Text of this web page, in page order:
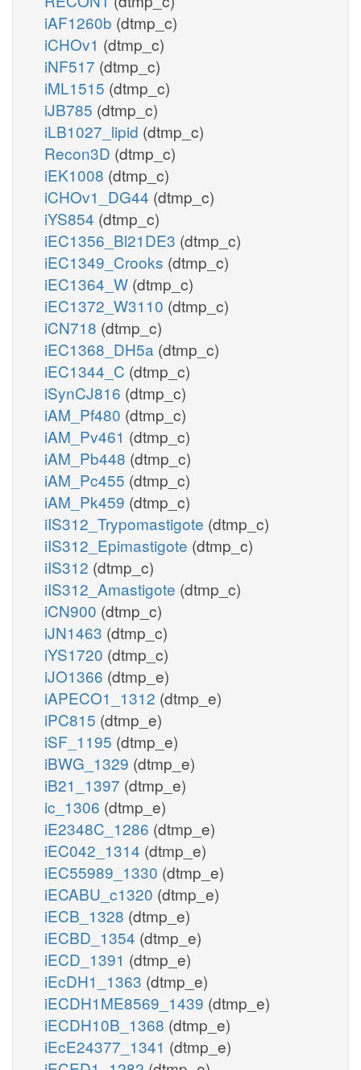
iAF1260b (dtmp_c)
iCHOv1 (dtmp_c)
iNF517 (dtmp_c)
iML1515 (dtmp_c)
iJB785 (dtmp_c)
iLB1027_lipid (dtmp_c)
Recon3D (dtmp_c)
iEK1008 (dtmp_c)
iCHOv1_DG44 (dtmp_c)
iYS854 (dtmp_c)
iEC1356_Bl21DE3 (dtmp_c)
iEC1349_Crooks (dtmp_c)
iEC1364_W (dtmp_c)
iEC1372_W3110 (dtmp_c)
iCN718 (dtmp_c)
iEC1368_DH5a (dtmp_c)
iEC1344_C (dtmp_c)
iSynCJ816 (dtmp_c)
iAM_Pf480 (dtmp_c)
iAM_Pv461 (dtmp_c)
iAM_Pb448 (dtmp_c)
iAM_Pc455 (dtmp_c)
iAM_Pk459 (dtmp_c)
iIS312_Trypomastigote (dtmp_c)
iIS312_Epimastigote (dtmp_c)
iIS312 (dtmp_c)
iIS312_Amastigote (dtmp_c)
iCN900 (dtmp_c)
iJN1463 (dtmp_c)
iYS1720 (dtmp_c)
iJO1366 (dtmp_e)
iAPECO1_1312 (dtmp_e)
iPC815 (dtmp_e)
iSF_1195 (dtmp_e)
iBWG_1329 (dtmp_e)
iB21_1397 (dtmp_e)
ic_1306 (dtmp_e)
iE2348C_1286 (dtmp_e)
iEC042_1314 (dtmp_e)
iEC55989_1330 (dtmp_e)
iECABU_c1320 (dtmp_e)
iECB_1328 (dtmp_e)
iECBD_1354 (dtmp_e)
iECD_1391 (dtmp_e)
iEcDH1_1363 (dtmp_e)
iECDH1ME8569_1439 (dtmp_e)
iECDH10B_1368 (dtmp_e)
iEcE24377_1341 (dtmp_e)